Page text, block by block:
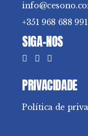
+351 968 688 991
SIGA-NOS
PRIVACIDADE
Política de